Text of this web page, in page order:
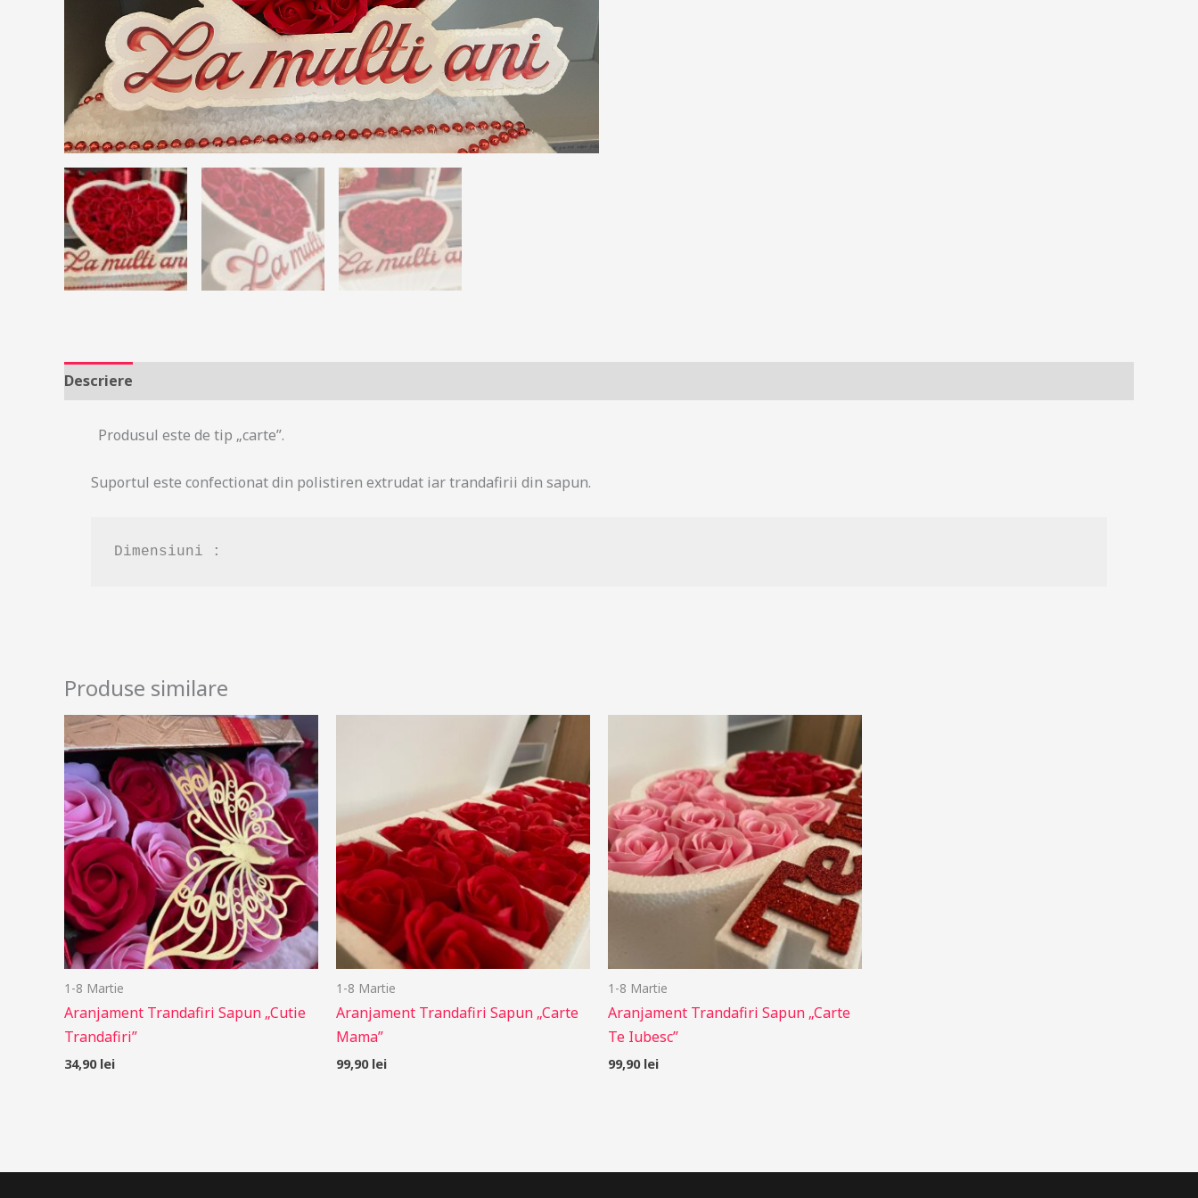
Descriere
Produsul este de tip „carte”.
Suportul este confectionat din polistiren extrudat iar trandafirii din sapun.
Dimensiuni :
Produse similare
1-8 Martie
Aranjament Trandafiri Sapun „Cutie
Trandafiri”
34,90 lei
1-8 Martie
Aranjament Trandafiri Sapun „Carte
Mama”
99,90 lei
1-8 Martie
Aranjament Trandafiri Sapun „Carte
Te Iubesc”
99,90 lei